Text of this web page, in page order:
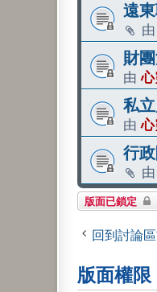
遠
財
由
私
由
行
版面已鎖定
回到討論
版面權限